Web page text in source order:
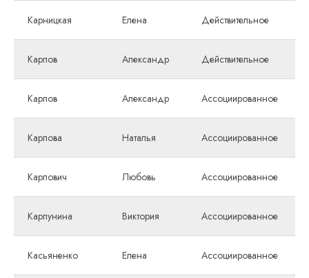
Карницкая Елена Действительное
Карпов Александр Действительное
Карпов Александр Ассоциированное
Карпова Наталья Ассоциированное
Карпович Любовь Ассоциированное
Карпунина Виктория Ассоциированное
Касьяненко Елена Ассоциированное